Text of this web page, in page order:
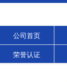
公司首页
荣誉认证